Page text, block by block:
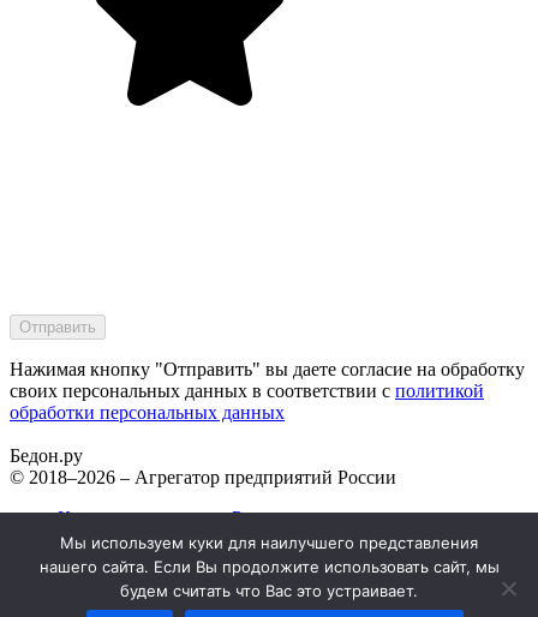
Нажимая кнопку "Отправить" вы даете согласие на обработку
своих персональных данных в соответствии с политикой
обработки персональных данных
Бедон.ру
© 2018–2026 – Агрегатор предприятий России
Компании в городах России
Реклама на сайте
Перепечатка материалов разрешена только с указанием
первоисточника
Мы используем куки для наилучшего представления
нашего сайта. Если Вы продолжите использовать сайт, мы
будем считать что Вас это устраивает.